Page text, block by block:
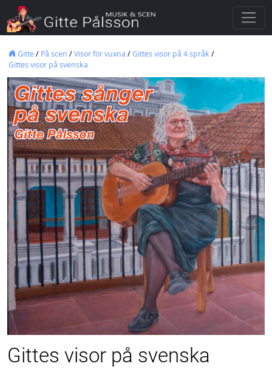
Gitte/ På scen /Visor för vuxna /Gittes visor på 4 språk /
Gittes visor på svenska
Gittes visor på svenska